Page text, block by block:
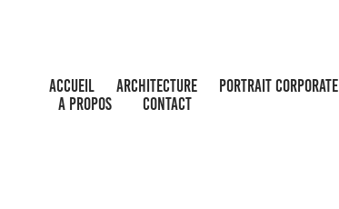
ACCUEIL ARCHITECTURE
PORTRAIT CORPORATE
A PROPOS
CONTACT